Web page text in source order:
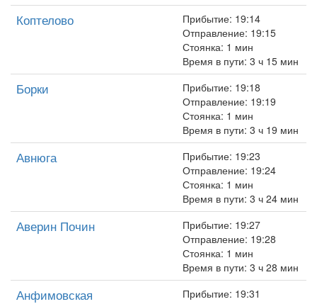
Коптелово
Прибытие: 19:14
Отправление: 19:15
Стоянка: 1 мин
Время в пути: 3 ч 15 мин
Борки
Прибытие: 19:18
Отправление: 19:19
Стоянка: 1 мин
Время в пути: 3 ч 19 мин
Авнюга
Прибытие: 19:23
Отправление: 19:24
Стоянка: 1 мин
Время в пути: 3 ч 24 мин
Аверин Почин
Прибытие: 19:27
Отправление: 19:28
Стоянка: 1 мин
Время в пути: 3 ч 28 мин
Анфимовская
Прибытие: 19:31